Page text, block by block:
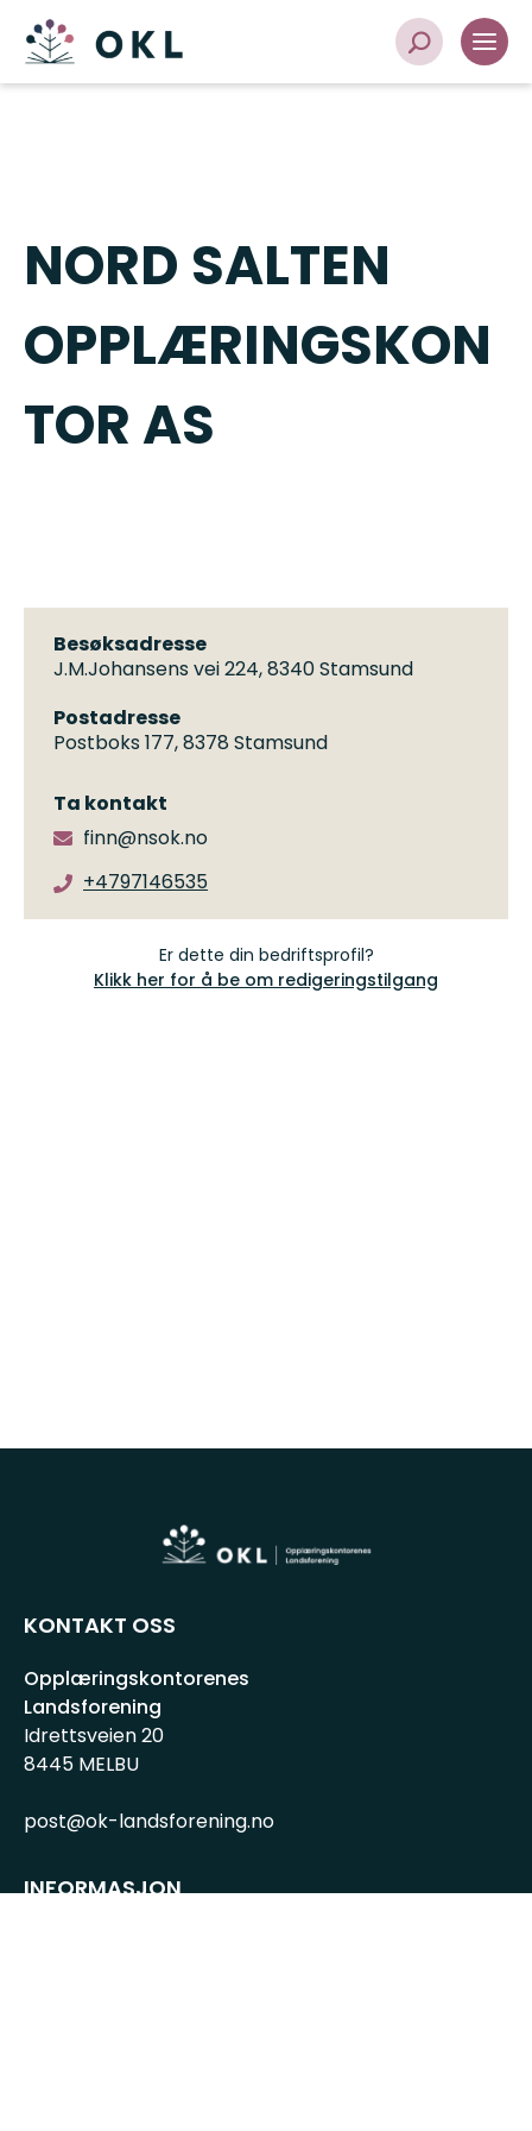
NORD SALTEN
OPPLÆRINGSKON
TOR AS
Besøksadresse
J.M.Johansens vei 224, 8340 Stamsund
Postadresse
Postboks 177, 8378 Stamsund
Ta kontakt
finn@nsok.no
+4797146535
Er dette din bedriftsprofil?
Klikk her for å be om redigeringstilgang
KONTAKT OSS
Opplæringskontorenes
Landsforening
Idrettsveien 20
8445 MELBU
post@ok-landsforening.no
INFORMASJON